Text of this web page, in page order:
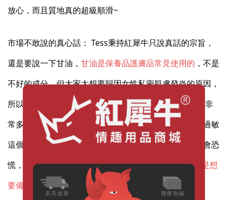
放心，而且質地真的超級順滑~
市場不敢說的真心話： Tess秉持紅犀牛只說真話的宗旨，
還是要說一下甘油， 甘油是保養品護膚品常見使用的 ，不是
不好的成分，但大家太想要歸因女性私密肌膚發炎的原因，
所以找到了獵巫的對(甘)象(油)，女生私密處不適的原因非
常多，真正對甘油過敏的人非常非常少，極少數人會有過敏
這個情況，當有「文獻」「假說」在傳播的時候，民眾會恐
慌，然後…恩，甘油就黑了。如果是擔心甘油的人，或
是想
要備孕更安心的族群，選木星吧！